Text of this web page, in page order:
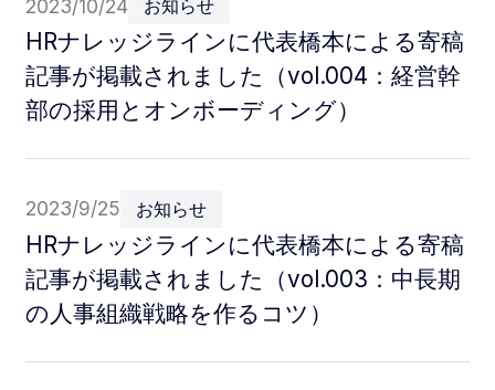
2023/10/24 お知らせ
HRナレッジラインに代表橋本による寄稿
記事が掲載されました（vol.004：経営幹
部の採用とオンボーディング）
2023/9/25 お知らせ
HRナレッジラインに代表橋本による寄稿
記事が掲載されました（vol.003：中長期
の人事組織戦略を作るコツ）